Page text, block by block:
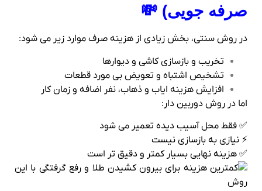
صرفه‌ جویی) 💸
در روش سنتی، بخش زیادی از هزینه صرف موارد زیر می‌ شود:
تخریب و بازسازی کاشی و دیوارها
تشخیص اشتباه و تعویض بی‌ مورد قطعات
افزایش هزینه ایاب‌ و ذهاب، نفر اضافه و زمان کار
اما در روش دوربین‌ دار:
✅ فقط محل آسیب‌ دیده تعمیر می‌ شود
⚡ نیازی به بازسازی نیست
✅ هزینه نهایی بسیار کمتر و دقیق‌ تر است